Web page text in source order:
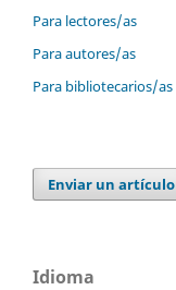
Para lectores/as
Para autores/as
Para bibliotecarios/as
Enviar un artículo
Idioma